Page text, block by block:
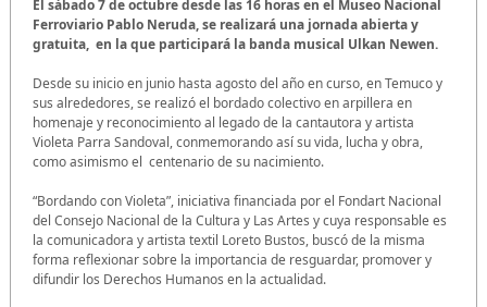
El sábado 7 de octubre desde las 16 horas en el Museo Nacional
Ferroviario Pablo Neruda, se realizará una jornada abierta y
gratuita, en la que participará la banda musical Ulkan Newen.
Desde su inicio en junio hasta agosto del año en curso, en Temuco y
sus alrededores, se realizó el bordado colectivo en arpillera en
homenaje y reconocimiento al legado de la cantautora y artista
Violeta Parra Sandoval, conmemorando así su vida, lucha y obra,
como asimismo el centenario de su nacimiento.
“Bordando con Violeta”, iniciativa financiada por el Fondart Nacional
del Consejo Nacional de la Cultura y Las Artes y cuya responsable es
la comunicadora y artista textil Loreto Bustos, buscó de la misma
forma reflexionar sobre la importancia de resguardar, promover y
difundir los Derechos Humanos en la actualidad.